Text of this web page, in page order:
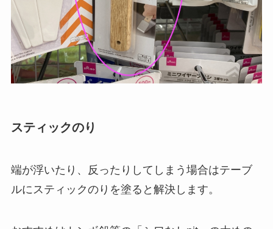
スティックのり
端が浮いたり、反ったりしてしまう場合はテーブ
ルにスティックのりを塗ると解決します。